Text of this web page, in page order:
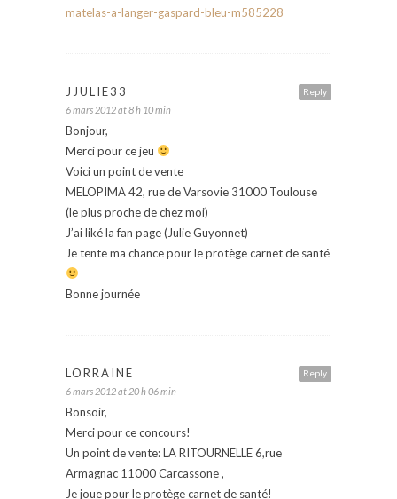
matelas-a-langer-gaspard-bleu-m585228
Reply
JJULIE33
6 mars 2012 at 8 h 10 min
Bonjour,
Merci pour ce jeu
Voici un point de vente
MELOPIMA 42, rue de Varsovie 31000 Toulouse
(le plus proche de chez moi)
J’ai liké la fan page (Julie Guyonnet)
Je tente ma chance pour le protège carnet de santé
Bonne journée
Reply
LORRAINE
6 mars 2012 at 20 h 06 min
Bonsoir,
Merci pour ce concours!
Un point de vente: LA RITOURNELLE 6,rue
Armagnac 11000 Carcassone ,
Je joue pour le protège carnet de santé!